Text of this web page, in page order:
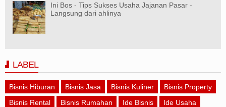
Ini Bos - Tips Sukses Usaha Jajanan Pasar -
Langsung dari ahlinya
LABEL
Bisnis Hiburan Bisnis Jasa Bisnis Kuliner
Bisnis Property
Bisnis Rental
Bisnis Rumahan Ide Bisnis
Ide Usaha